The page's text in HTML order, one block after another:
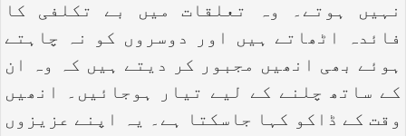
نہیں ہوتے۔ وہ تعلقات میں بے تکلفی کا
فائدہ اٹھاتے ہیں اور دوسروں کو نہ چاہتے
ہوئے بھی انھیں مجبور کر دیتے ہیں کہ وہ ان
کے ساتھ چلنے کے لیے تیار ہوجائیں۔ انھیں
وقت کے ڈاکو کہا جاسکتا ہے۔ یہ اپنے عزیزوں